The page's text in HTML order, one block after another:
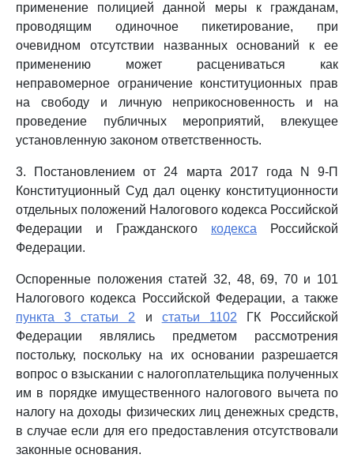
применение полицией данной меры к гражданам,
проводящим одиночное пикетирование, при
очевидном отсутствии названных оснований к ее
применению может расцениваться как
неправомерное ограничение конституционных прав
на свободу и личную неприкосновенность и на
проведение публичных мероприятий, влекущее
установленную законом ответственность.
3. Постановлением от 24 марта 2017 года N 9-П
Конституционный Суд дал оценку конституционности
отдельных положений Налогового кодекса Российской
Федерации и Гражданского кодекса Российской
Федерации.
Оспоренные положения статей 32, 48, 69, 70 и 101
Налогового кодекса Российской Федерации, а также
пункта 3 статьи 2 и статьи 1102 ГК Российской
Федерации являлись предметом рассмотрения
постольку, поскольку на их основании разрешается
вопрос о взыскании с налогоплательщика полученных
им в порядке имущественного налогового вычета по
налогу на доходы физических лиц денежных средств,
в случае если для его предоставления отсутствовали
законные основания.